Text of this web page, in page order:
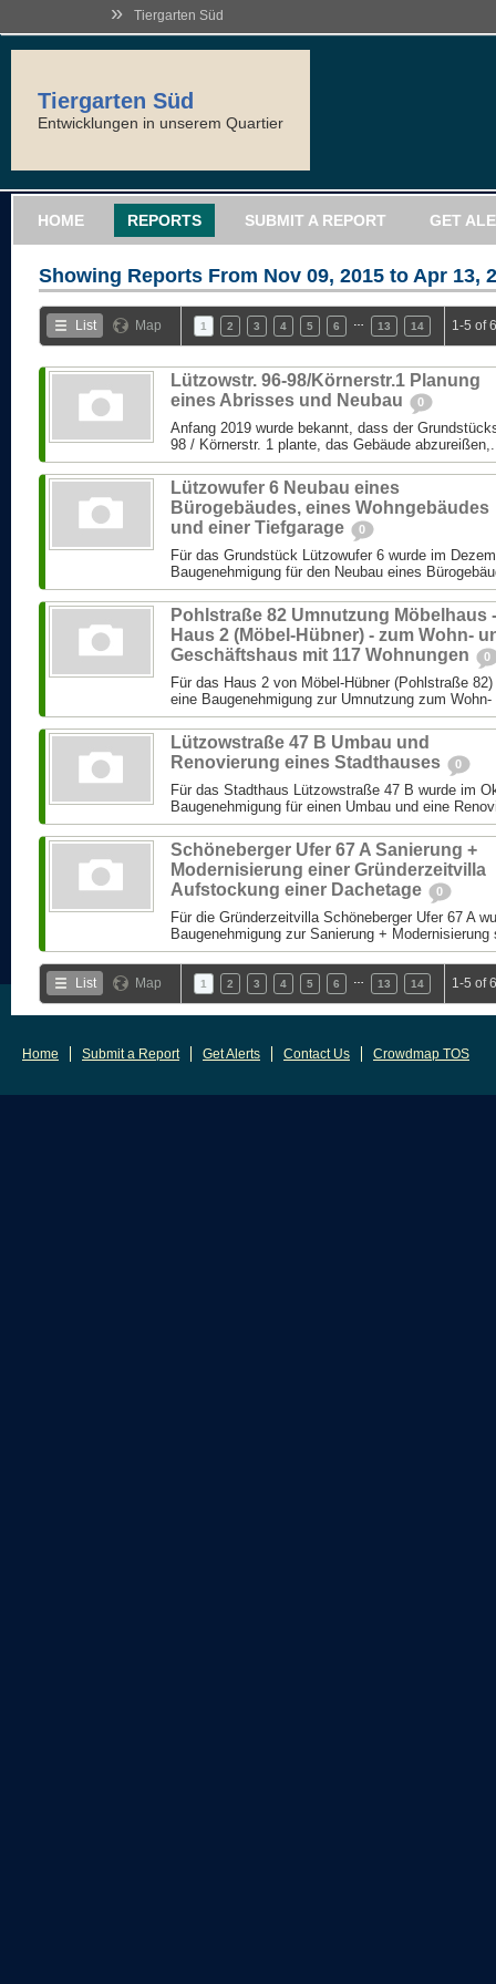
» Tiergarten Süd
Tiergarten Süd
Entwicklungen in unserem Quartier
HOME REPORTS SUBMIT A REPORT GET
Showing Reports From Nov 09, 2015 to Apr 13,
List Map 1 2 3 4 5 6 13 14 1-5 of
Lützowstr. 96-98/Körnerstr.1 Planung
eines Abrisses und Neubau
0
Anfang 2019 wurde bekannt, dass der
98 / Körnerstr. 1 plante, das Gebäude
Lützowufer 6 Neubau eines
Bürogebäudes, eines Wohngebäudes
und einer Tiefgarage
0
Für das Grundstück Lützowufer 6 wurde im
Baugenehmigung für den Neubau eines
Pohlstraße 82 Umnutzung Möbelhaus -
Haus 2 (Möbel-Hübner) - zum Wohn-
Geschäftshaus mit 117 Wohnungen
0
Für das Haus 2 von Möbel-Hübner (Pohlstraße
eine Baugenehmigung zur Umnutzung zum Wohn-
Lützowstraße 47 B Umbau und
Renovierung eines Stadthauses
0
Für das Stadthaus Lützowstraße 47 B wurde im
Baugenehmigung für einen Umbau und eine
Schöneberger Ufer 67 A Sanierung +
Modernisierung einer Gründerzeitvilla
Aufstockung einer Dachetage
0
Für die Gründerzeitvilla Schöneberger Ufer 67 A
Baugenehmigung zur Sanierung + Modernisierung
List Map 1 2 3 4 5 6 13 14 1-5 of
Home Submit a Report Get Alerts Contact Us Crowdmap TOS